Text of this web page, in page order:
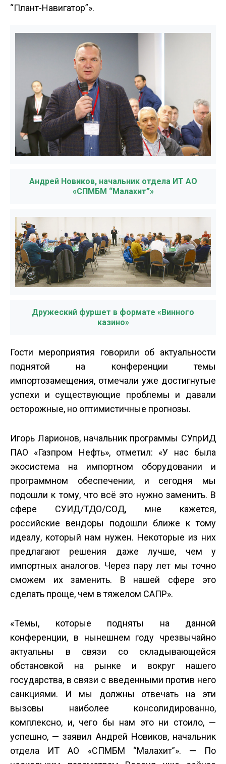
“Плант-Навигатор”».
Андрей Новиков, начальник отдела ИТ АО
«СПМБМ “Малахит”»
Дружеский фуршет в формате «Винного
казино»
Гости мероприятия говорили об актуальности
поднятой на конференции темы
импортозамещения, отмечали уже достигнутые
успехи и существующие проблемы и давали
осторожные, но оптимистичные прогнозы.
Игорь Ларионов, начальник программы СУпрИД
ПАО «Газпром Нефть», отметил: «У нас была
экосистема на импортном оборудовании и
программном обеспечении, и сегодня мы
подошли к тому, что всё это нужно заменить. В
сфере СУИД/ТДО/СОД, мне кажется,
российские вендоры подошли ближе к тому
идеалу, который нам нужен. Некоторые из них
предлагают решения даже лучше, чем у
импортных аналогов. Через пару лет мы точно
сможем их заменить. В нашей сфере это
сделать проще, чем в тяжелом САПР».
«Темы, которые подняты на данной
конференции, в нынешнем году чрезвычайно
актуальны в связи со складывающейся
обстановкой на рынке и вокруг нашего
государства, в связи с введенными против него
санкциями. И мы должны отвечать на эти
вызовы наиболее консолидированно,
комплексно, и, чего бы нам это ни стоило, —
успешно, — заявил Андрей Новиков, начальник
отдела ИТ АО «СПМБМ “Малахит”». — По